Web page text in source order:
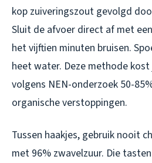
kop zuiveringszout gevolgd
Sluit de afvoer direct af met
het vijftien minuten bruisen.
heet water. Deze methode
volgens NEN-onderzoek 50-
organische verstoppingen.
Tussen haakjes, gebruik nooit
met 96% zwavelzuur. Die tasten